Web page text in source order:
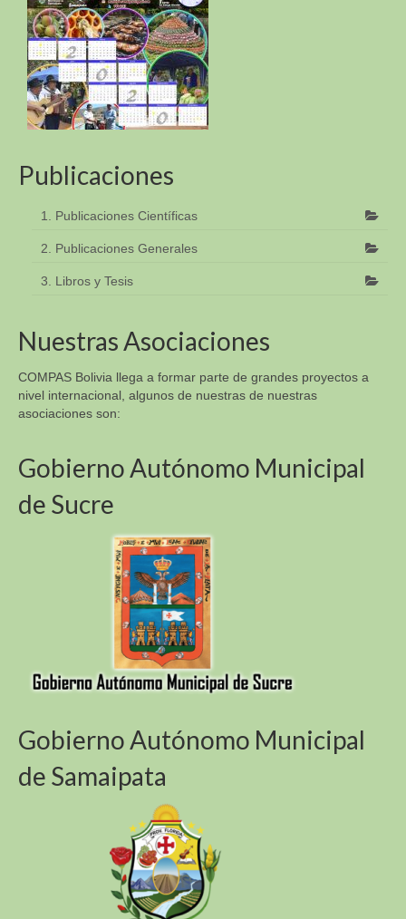
Publicaciones
1. Publicaciones Científicas
2. Publicaciones Generales
3. Libros y Tesis
Nuestras Asociaciones
COMPAS Bolivia llega a formar parte de grandes proyectos a
nivel internacional, algunos de nuestras de nuestras
asociaciones son:
Gobierno Autónomo Municipal
de Sucre
Gobierno Autónomo Municipal
de Samaipata